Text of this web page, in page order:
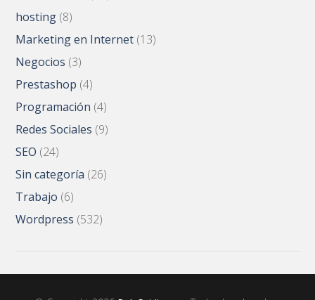
hosting (8)
Marketing en Internet (13)
Negocios (3)
Prestashop (4)
Programación (4)
Redes Sociales (9)
SEO (24)
Sin categoría (26)
Trabajo (6)
Wordpress (532)